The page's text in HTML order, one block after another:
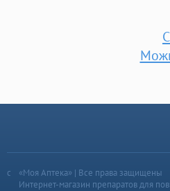
«Моя Аптека» | Все права защищены
Интернет-магазин препаратов для